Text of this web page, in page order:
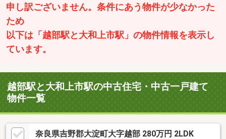
申し訳ございません。条件にあう物件が少なかった
ため
以下は「越部駅と大和上市駅」の物件情報を表示し
ています。
越部駅と大和上市駅の中古住宅・中古一戸建て
物件一覧
奈良県吉野郡大淀町大字越部 280万円 2LDK